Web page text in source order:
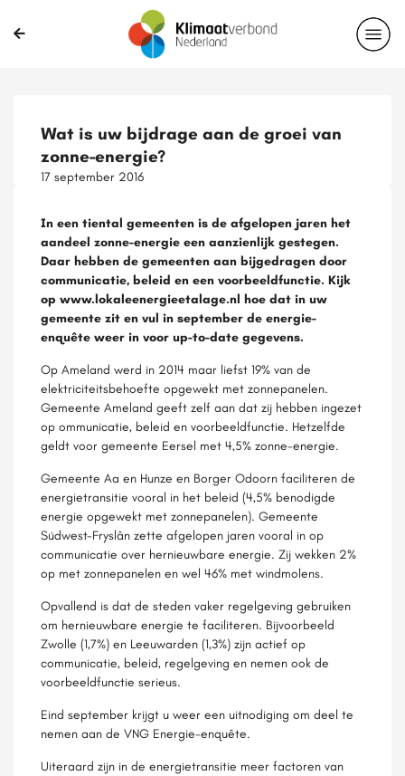
Wat is uw bijdrage aan de groei van
zonne-energie?
17 september 2016
In een tiental gemeenten is de afgelopen jaren het
aandeel zonne-energie een aanzienlijk gestegen.
Daar hebben de gemeenten aan bijgedragen door
communicatie, beleid en een voorbeeldfunctie. Kijk
op www.lokaleenergieetalage.nl hoe dat in uw
gemeente zit en vul in september de energie-
enquête weer in voor up-to-date gegevens.
Op Ameland werd in 2014 maar liefst 19% van de
elektriciteitsbehoefte opgewekt met zonnepanelen.
Gemeente Ameland geeft zelf aan dat zij hebben ingezet
op ommunicatie, beleid en voorbeeldfunctie. Hetzelfde
geldt voor gemeente Eersel met 4,5% zonne-energie.
Gemeente Aa en Hunze en Borger Odoorn faciliteren de
energietransitie vooral in het beleid (4,5% benodigde
energie opgewekt met zonnepanelen). Gemeente
Súdwest-Fryslân zette afgelopen jaren vooral in op
communicatie over hernieuwbare energie. Zij wekken 2%
op met zonnepanelen en wel 46% met windmolens.
Opvallend is dat de steden vaker regelgeving gebruiken
om hernieuwbare energie te faciliteren. Bijvoorbeeld
Zwolle (1,7%) en Leeuwarden (1,3%) zijn actief op
communicatie, beleid, regelgeving en nemen ook de
voorbeeldfunctie serieus.
Eind september krijgt u weer een uitnodiging om deel te
nemen aan de VNG Energie-enquête.
Uiteraard zijn in de energietransitie meer factoren van